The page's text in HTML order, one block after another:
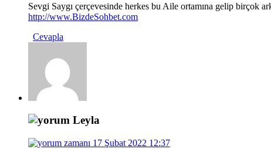
Sevgi Saygı çerçevesinde herkes bu Aile ortamına gelip birçok
http://www.BizdeSohbet.com
Cevapla
Leyla
17 Şubat 2022 12:37